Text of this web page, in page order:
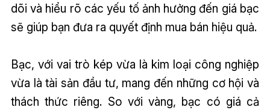
dõi và hiểu rõ các yếu tố ảnh hưởng đến giá bạc
sẽ giúp bạn đưa ra quyết định mua bán hiệu quả.
Bạc, với vai trò kép vừa là kim loại công nghiệp
vừa là tài sản đầu tư, mang đến những cơ hội và
thách thức riêng. So với vàng, bạc có giá cả